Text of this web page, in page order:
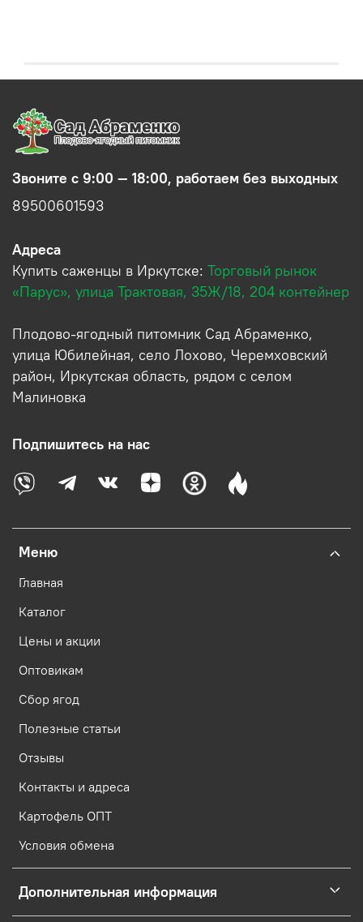
Меню
Главная
Каталог
Цены и акции
Оптовикам
Сбор ягод
Полезные статьи
Отзывы
Контакты и адреса
Картофель ОПТ
Условия обмена
Дополнительная информация
Звоните с 9:00 — 18:00, работаем без выходных
89500601593
Адреса
Купить саженцы в Иркутске: Торговый рынок
«Парус», улица Трактовая, 35Ж/18, 204 контейнер
Плодово-ягодный питомник Сад Абраменко,
улица Юбилейная, село Лохово, Черемховский
район, Иркутская область, рядом с селом
Малиновка
Подпишитесь на нас